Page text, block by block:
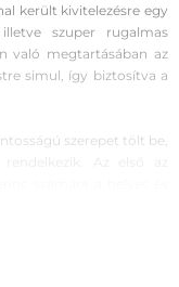
került kivitelezésre egy
szuper rugalmas
való megtartásában az
simul, így biztosítva a
szerepet tölt be,
szerep, amelyet ez a